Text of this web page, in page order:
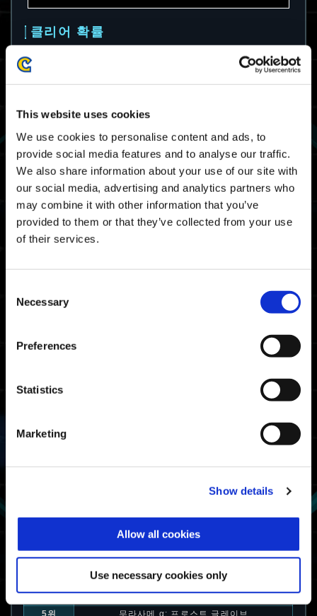
This website uses cookies
We use cookies to personalise content and ads, to
provide social media features and to analyse our traffic.
We also share information about your use of our site with
our social media, advertising and analytics partners who
may combine it with other information that you’ve
provided to them or that they’ve collected from your use
of their services.
Selection
Necessary
Preferences
Statistics
Marketing
Show details
Allow all cookies
Use necessary cookies only
클리어 확률
평균 클리어 타임
07:43.47
※전체 플랫폼의 클리어 타임의 평균입니다.
마스터 랭크 보더 타임
05:47.30
PlayStation🄬5 /
05:18.49
05:06.07
07:19.26
PlayStation🄬5 /
06:59.41
엑소 슈트 사용 시간 랭킹
제퍼